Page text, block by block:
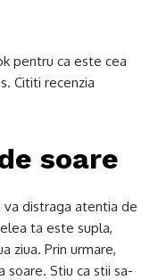
pentru ca este cea
Cititi recenzia
soare
distraga atentia de
ta este supla,
ziua. Prin urmare,
soare. Stiu ca stii sa-